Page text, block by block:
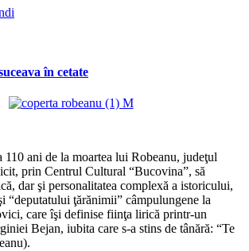
în cetate
110 ani de la moartea lui Robeanu, judeţul
prin Centrul Cultural “Bucovina”, să
dar şi personalitatea complexă a istoricului,
“deputatului ţărănimii” câmpulungene la
care îşi definise fiinţa lirică printr-un
Bejan, iubita care s-a stins de tânără: “Te